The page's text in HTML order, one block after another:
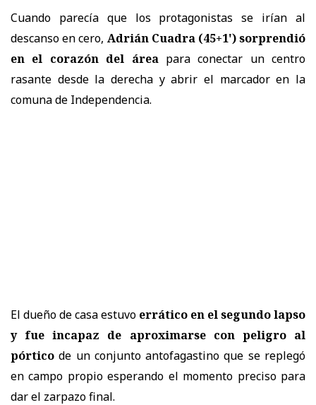
Cuando parecía que los protagonistas se irían al
descanso en cero, Adrián Cuadra (45+1') sorprendió
en el corazón del áreapara conectar un centro
rasante desde la derecha y abrir el marcador en la
comuna de Independencia.
El dueño de casa estuvo errático en el segundo lapso
y fue incapaz de aproximarse con peligro al
pórtico de un conjunto antofagastino que se replegó
en campo propio esperando el momento preciso para
dar el zarpazo final.